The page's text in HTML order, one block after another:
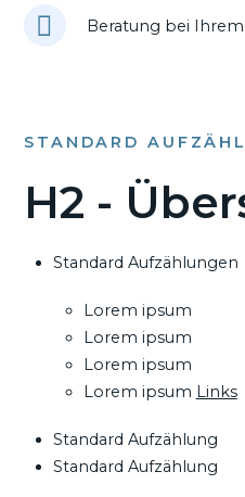
Beratung bei
STANDARD
H2 -
Standard Aufzählungen
Lorem ipsum
Lorem ipsum
Lorem ipsum
Lorem ipsum Links
Standard Aufzählung
Standard Aufzählung